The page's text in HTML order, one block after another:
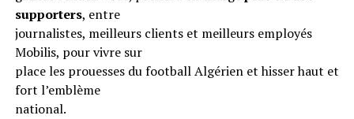
supporters, entre
journalistes, meilleurs clients et meilleurs employés
Mobilis, pour vivre sur
place les prouesses du football Algérien et hisser haut et
fort l’emblème
national.